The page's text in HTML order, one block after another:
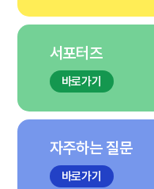
서포터즈
바로가기
자주하는 질문
바로가기